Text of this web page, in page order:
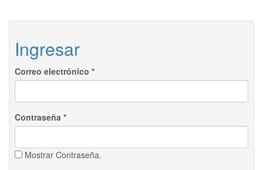
Ingresar
Correo electrónico *
Contraseña *
Mostrar Contraseña.